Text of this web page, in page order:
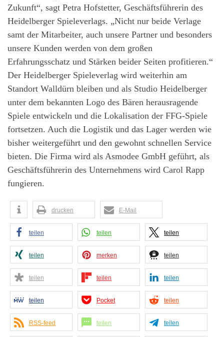
Zukunft“, sagt Petra Hofstetter, Geschäftsführerin des
Heidelberger Spieleverlags. „Nicht nur beide Verlage
samt der Mitarbeiter, auch unsere Partner und besonders
unsere Kunden werden von dem großen
Erfahrungsschatz und Stärken beider Seiten profitieren.“
Der Heidelberger Spieleverlag wird weiterhin am
Standort Walldürn bleiben und als Studio Heidelberger
unter dem bekannten Logo des Bären herausragende
Spiele entwickeln und die Lokalisation der FFG-Spiele
fortsetzen. Auch die Logistik und das Lager werden wie
bisher weitergeführt und den gewohnt schnellen Service
bieten. Die Firma wird als Asmodee GmbH geführt, als
Geschäftsführerin des Unternehmens wird Carol Rapp
fungieren.
drucken E-Mail
teilen teilen teilen
teilen merken teilen
teilen teilen teilen
teilen Pocket teilen
RSS-feed teilen teilen